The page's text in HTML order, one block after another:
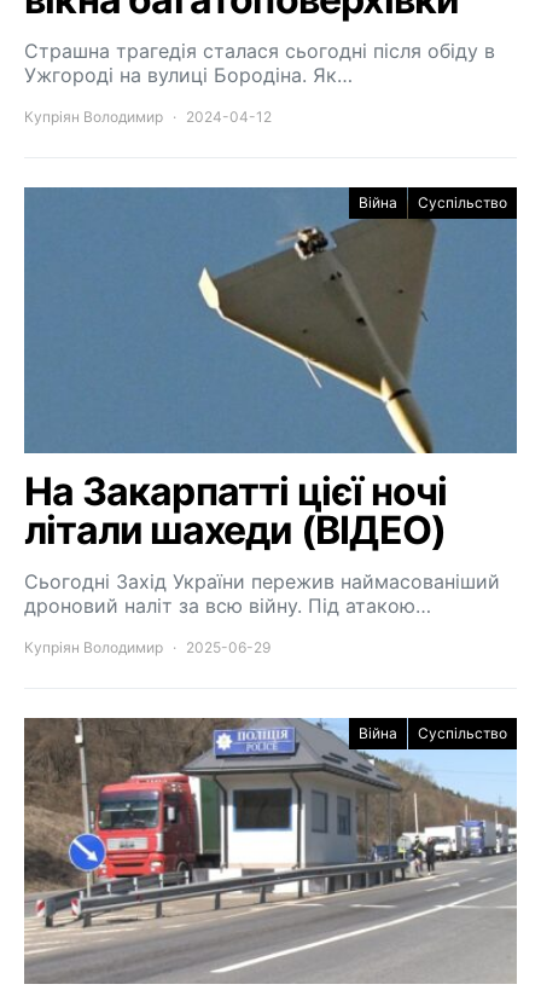
Страшна трагедія сталася сьогодні після обіду в
Ужгороді на вулиці Бородіна. Як…
Купріян Володимир 2024-04-12
Війна Суспільство
На Закарпатті цієї ночі
літали шахеди (ВІДЕО)
Сьогодні Захід України пережив наймасованіший
дроновий наліт за всю війну. Під атакою…
Купріян Володимир 2025-06-29
Війна Суспільство